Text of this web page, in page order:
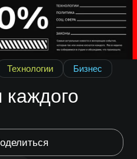
Технологии Бизнес
каждого